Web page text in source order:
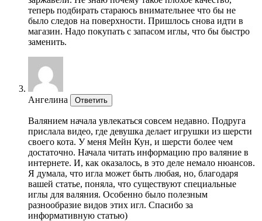
теперь подбирать стараюсь внимательнее что бы не
было следов на поверхности. Пришлось снова идти в
магазин. Надо покупать с запасом иглы, что бы быстро
заменить.
Ангелина Ответить
Валянием начала увлекаться совсем недавно. Подруга
прислала видео, где девушка делает игрушки из шерсти
своего кота. У меня Мейн Кун, и шерсти более чем
достаточно. Начала читать информацию про валяние в
интернете. И, как оказалось, в это деле немало нюансов.
Я думала, что игла может быть любая, но, благодаря
вашей статье, поняла, что существуют специальные
иглы для валяния. Особенно было полезным
разнообразие видов этих игл. Спасибо за
информативную статью)